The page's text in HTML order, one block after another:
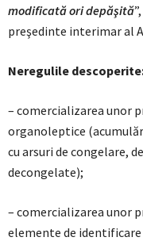
modificată ori depăşită
preşedinte interimar al
Neregulile
– comercializarea unor
organoleptice
cu arsuri de congelare,
decongelate);
– comercializarea unor
elemente de